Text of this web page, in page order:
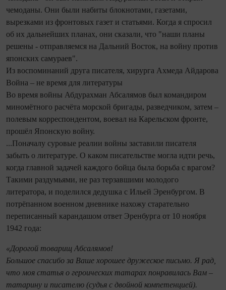
чемоданы. Они были набиты блокнотами, газетами,
вырезками из фронтовых газет и статьями. Когда я спросил
об их дальнейших планах, они сказали, что "наши планы
решены - отправляемся на Дальний Восток, на войну против
японских самураев".
Из воспоминаний друга писателя, хирурга Ахмеда Айдарова
Война – не время для литературы
Во время войны Абдурахман Абсалямов был командиром
миномётного расчёта морской бригады, разведчиком, затем –
полевым корреспондентом, воевал на Карельском фронте,
прошёл Японскую войну.
...Поначалу суровые реалии войны заставили писателя
забыть о литературе. О каком писательстве могла идти речь,
когда главной задачей каждого бойца была борьба с врагом?
Такими раздумьями, не раз терзавшими молодого
литератора, и поделился дедушка с Ильей Эренбургом. В
потрёпанном военном дневнике нахожу старательно
переписанный карандашом ответ Эренбурга от 10 ноября
1942 года:
«Дорогой товарищ Абсалямов!
Большое спасибо за Ваше хорошее дружеское письмо. Я рад,
что моя статья о героических татарах понравилась Вам –
татарину и писателю (судья с двойной компетенцией).